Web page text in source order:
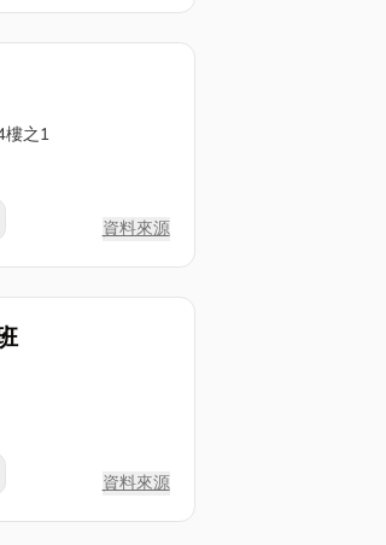
樓之1
資料來源
資料來源